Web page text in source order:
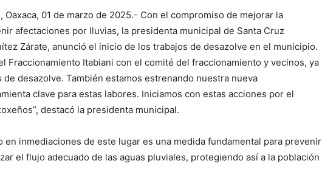
Oaxaca, 01 de marzo de 2025.- Con el compromiso de mejorar la
afectaciones por lluvias, la presidenta municipal de Santa Cruz
Zárate, anunció el inicio de los trabajos de desazolve en el municipio.
Fraccionamiento Itabiani con el comité del fraccionamiento y vecinos, ya
desazolve. También estamos estrenando nuestra nueva
clave para estas labores. Iniciamos con estas acciones por el
destacó la presidenta municipal.
en inmediaciones de este lugar es una medida fundamental para prevenir
el flujo adecuado de las aguas pluviales, protegiendo así a la población